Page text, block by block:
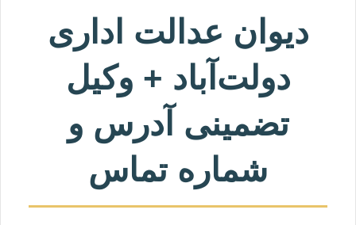
دیوان عدالت اداری
دولت‌آباد + وکیل
تضمینی آدرس و
شماره تماس